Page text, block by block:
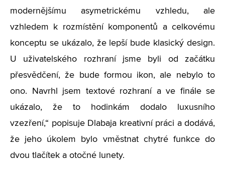
modernějšímu asymetrickému vzhledu, ale
vzhledem k rozmístění komponentů a celkovému
konceptu se ukázalo, že lepší bude klasický design.
U uživatelského rozhraní jsme byli od začátku
přesvědčení, že bude formou ikon, ale nebylo to
ono. Navrhl jsem textové rozhraní a ve finále se
ukázalo, že to hodinkám dodalo luxusního
vzezření,“ popisuje Dlabaja kreativní práci a dodává,
že jeho úkolem bylo vměstnat chytré funkce do
dvou tlačítek a otočné lunety.